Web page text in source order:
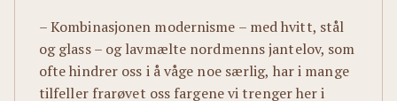
– Kombinasjonen modernisme – med hvitt, stål
og glass – og lavmælte nordmenns jantelov, som
ofte hindrer oss i å våge noe særlig, har i mange
tilfeller frarøvet oss fargene vi trenger her i